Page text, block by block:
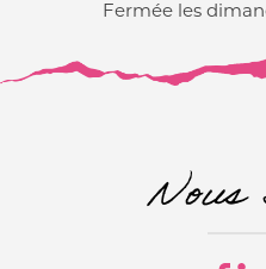
Fermée les